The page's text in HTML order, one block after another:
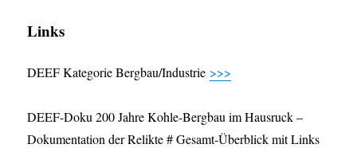
Links
DEEF Kategorie Bergbau/Industrie >>>
DEEF-Doku 200 Jahre Kohle-Bergbau im Hausruck –
Dokumentation der Relikte # Gesamt-Überblick mit Links